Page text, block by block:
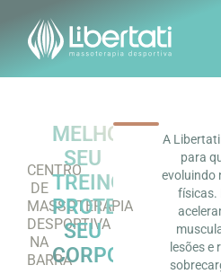
CENTRO
DE
MASSOTERAPIA
DESPORTIVA
NA
BARRA
MELHORE
SEU
TREINO
PROTEGENDO
SEU
CORPO
A
para
evoluindo
físicas.
lesões e